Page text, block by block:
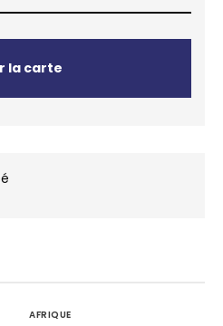
la carte
AFRIQUE